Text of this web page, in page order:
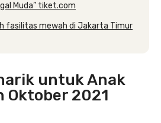
Muda” tiket.com
fasilitas mewah di Jakarta Timur
untuk Anak
Oktober 2021